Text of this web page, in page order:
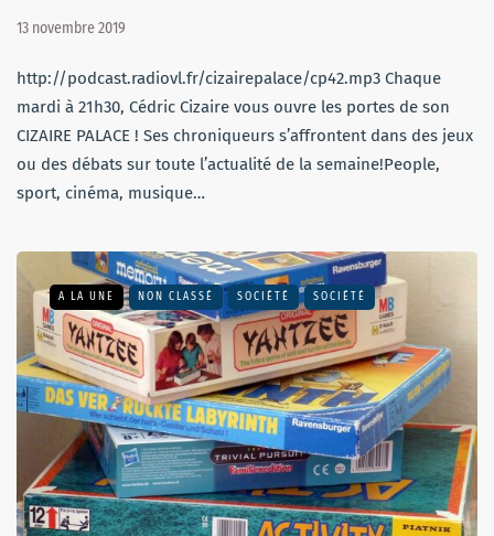
13 novembre 2019
http://podcast.radiovl.fr/cizairepalace/cp42.mp3 Chaque
mardi à 21h30, Cédric Cizaire vous ouvre les portes de son
CIZAIRE PALACE ! Ses chroniqueurs s’affrontent dans des jeux
ou des débats sur toute l’actualité de la semaine!People,
sport, cinéma, musique…
A LA UNE NON CLASSÉ SOCIÉTÉ SOCIÉTÉ